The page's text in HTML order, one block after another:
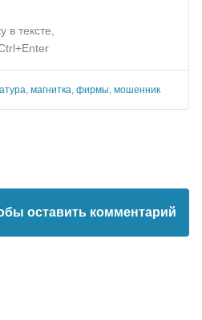
тексте,
магнитка фирмы мошенник
оставить комментарий